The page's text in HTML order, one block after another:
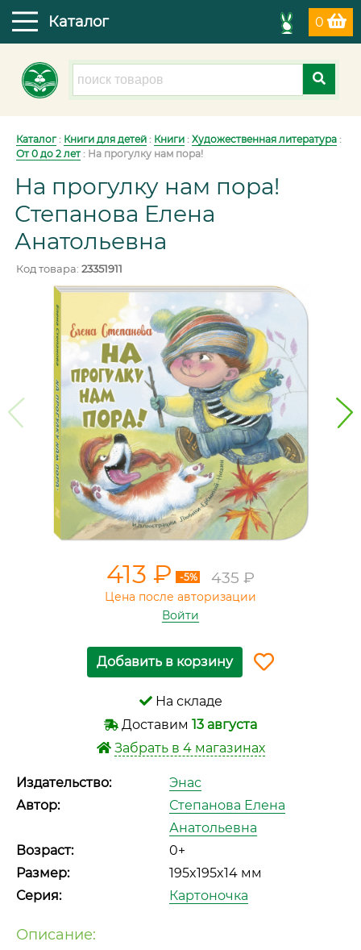
0
Каталог
Каталог: Книги для детей : Книги : Художественная литература :
От 0 до 2 лет: На прогулку нам пора!
На прогулку нам пора!
Степанова Елена
Анатольевна
Код товара: 23351911
413 ₽ -5% 435 ₽
Цена после авторизации
Войти
Добавить в корзину
На складе
Доставим 13 августа
Забрать в 4 магазинах
Издательство:
Энас
Автор:
Степанова Елена
Анатольевна
Возраст:
0+
Размер:
195x195x14 мм
Серия:
Картоночка
Описание: